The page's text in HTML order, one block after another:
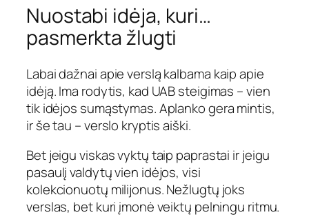
Nuostabi idėja, kuri…
pasmerkta žlugti
Labai dažnai apie verslą kalbama kaip apie
idėją. Ima rodytis, kad UAB steigimas – vien
tik idėjos sumąstymas. Aplanko gera mintis,
ir še tau – verslo kryptis aiški.
Bet jeigu viskas vyktų taip paprastai ir jeigu
pasaulį valdytų vien idėjos, visi
kolekcionuotų milijonus. Nežlugtų joks
verslas, bet kuri įmonė veiktų pelningu ritmu.